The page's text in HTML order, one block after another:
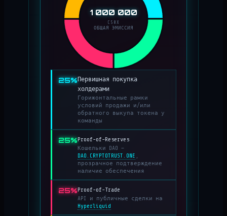
1 000 000
C50X
ОБЩАЯ ЭМИССИЯ
25%Первишная покупка
холдерами
Горижонтальные рамки
условий продажи и/или
обратного выкупа токена у
команды
25%Proof-of-Reserves
Кошельки DAO —
DAO.CRYPTOTRUST.ONE ,
прозрачное подтверждение
наличие обеспечения
25%Proof-of-Trade
API и публичные сделки на
Hyperliquid